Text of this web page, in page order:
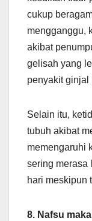
cukup
mengganggu,
akibat
gelisah yang
penyakit ginjal
Selain itu,
tubuh akibat
memengaruhi
sering merasa
hari meskipun
8. Nafsu